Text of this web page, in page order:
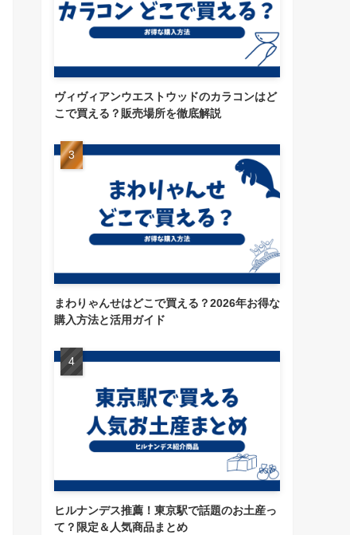
ヴィヴィアンウエストウッドのカラコンはど
こで買える？販売場所を徹底解説
まわりゃんせはどこで買える？2026年お得な
購入方法と活用ガイド
ヒルナンデス推薦！東京駅で話題のお土産っ
て？限定＆人気商品まとめ